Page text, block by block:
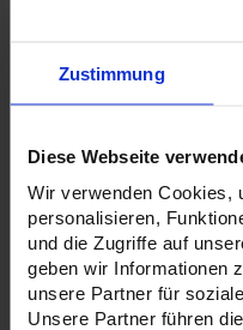
Zustimmung
Diese Webseite
Wir verwenden Cookies,
personalisieren,
und die Zugriffe auf
geben wir Informationen
unsere Partner für
Unsere Partner führen
Datenblätter
Eckdaten:
- Brandschutzklasse B1
- ca. 500 g/m²
- zu nahezu jedem Format
- Wetterfest & UV-beständig
- Overnight nur bis
- max. 1,50m Breite lieferbar